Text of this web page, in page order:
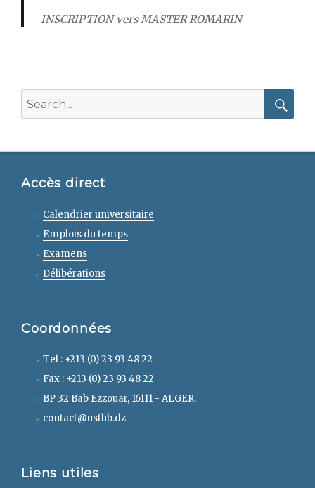
INSCRIPTION vers MASTER ROMARIN
for:
Accès direct
Calendrier universitaire
Emplois du temps
Examens
Délibérations
Coordonnées
Tel : +213 (0) 23 93 48 22
Fax : +213 (0) 23 93 48 22
BP 32 Bab Ezzouar, 16111 - ALGER.
contact@usthb.dz
Liens utiles